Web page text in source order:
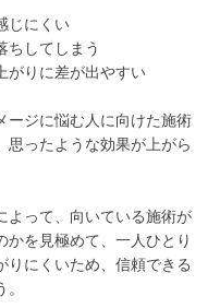
じにくい
ちしてしまう
がりに差が出やすい
ージに悩む人に向けた施術
思ったような効果が上がら
よって、向いている施術が
かを見極めて、一人ひとり
りにくいため、信頼できる